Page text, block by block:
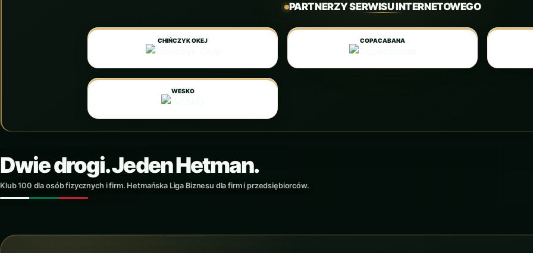
PARTNERZY SERWISU INTERNETOWEGO
CHIŃCZYK OKEJ COPACABANA
WESKO
Dwie drogi. Jeden Hetman.
Klub 100 dla osób fizycznych i firm. Hetmańska Liga Biznesu dla firm i przedsiębiorców.